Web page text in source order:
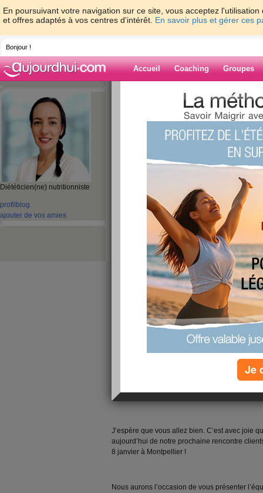
En poursuivant votre navigation sur ce site, vous acceptez
et offres adaptés à vos centres d'intérêt. En savoir plus et gérer ces
Bonjour !
Accueil Coaching Groupes
Diététicien(ne) nutritionniste
profil blog
ajouter de vos amies
>
> La
Blog de
La rencontre du 8
prochain à
publié le 17/12/2013 à 14:57
Bonjour à tous et à toutes !
J’espère que vous allez bien. C’est avec joie
aujourd’hui de notre prochaine rencontre
8 janvier à Montpellier !
Nous aurons l’occasion de vous présenter
Je